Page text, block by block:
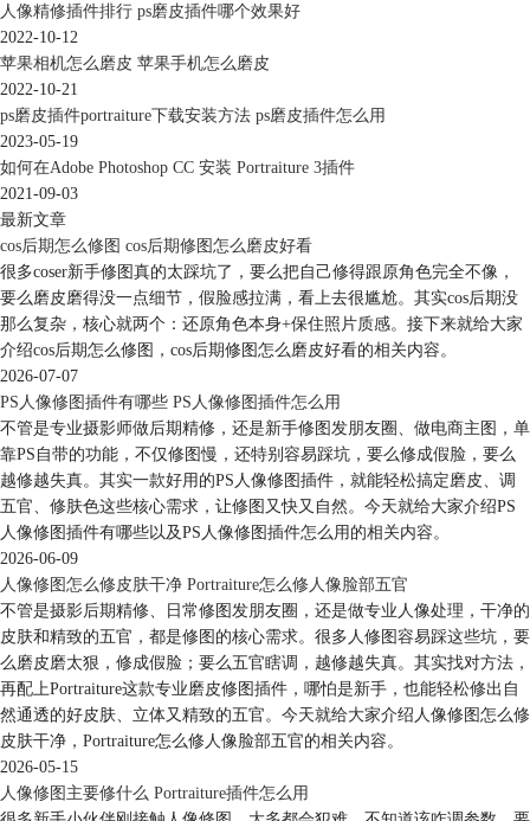
图5：安装中
待出现“安装程序结束”页面，说明portraiture插件已成功安装。
图6：安装完成
Portraiture插件安装完成后，无须进行其他的操作，只需打开ps软件，导
入一张照片后，即可在滤镜菜单的“Imagenomic”文件夹中找到portraiture
插件。
图7：安装成功
三、怎么使用ps磨皮软件
那么，具体怎么使用ps的 磨皮软件 呢？同样以portraiture为例，由于
人像精修插件排行 ps磨皮插件哪个效果好
2022-10-12
苹果相机怎么磨皮 苹果手机怎么磨皮
2022-10-21
ps磨皮插件portraiture下载安装方法 ps磨皮插件怎么用
2023-05-19
如何在Adobe Photoshop CC 安装 Portraiture 3插件
2021-09-03
最新文章
cos后期怎么修图 cos后期修图怎么磨皮好看
很多coser新手修图真的太踩坑了，要么把自己修得跟原角色完全不像，
要么磨皮磨得没一点细节，假脸感拉满，看上去很尴尬。其实cos后期没
那么复杂，核心就两个：还原角色本身+保住照片质感。接下来就给大家
介绍cos后期怎么修图，cos后期修图怎么磨皮好看的相关内容。
2026-07-07
PS人像修图插件有哪些 PS人像修图插件怎么用
不管是专业摄影师做后期精修，还是新手修图发朋友圈、做电商主图，单
靠PS自带的功能，不仅修图慢，还特别容易踩坑，要么修成假脸，要么
越修越失真。其实一款好用的PS人像修图插件，就能轻松搞定磨皮、调
五官、修肤色这些核心需求，让修图又快又自然。今天就给大家介绍PS
人像修图插件有哪些以及PS人像修图插件怎么用的相关内容。
2026-06-09
人像修图怎么修皮肤干净 Portraiture怎么修人像脸部五官
不管是摄影后期精修、日常修图发朋友圈，还是做专业人像处理，干净的
皮肤和精致的五官，都是修图的核心需求。很多人修图容易踩这些坑，要
么磨皮磨太狠，修成假脸；要么五官瞎调，越修越失真。其实找对方法，
再配上Portraiture这款专业磨皮修图插件，哪怕是新手，也能轻松修出自
然通透的好皮肤、立体又精致的五官。今天就给大家介绍人像修图怎么修
皮肤干净，Portraiture怎么修人像脸部五官的相关内容。
2026-05-15
人像修图主要修什么 Portraiture插件怎么用